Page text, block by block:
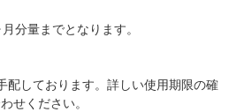
分量までとなります。
配しております。詳しい使用期限の確
せください。